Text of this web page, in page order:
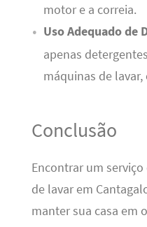
motor e a correia.
Uso Adequado de
apenas
máquinas de
Conclusão
Encontrar um
de lavar em
manter sua casa em